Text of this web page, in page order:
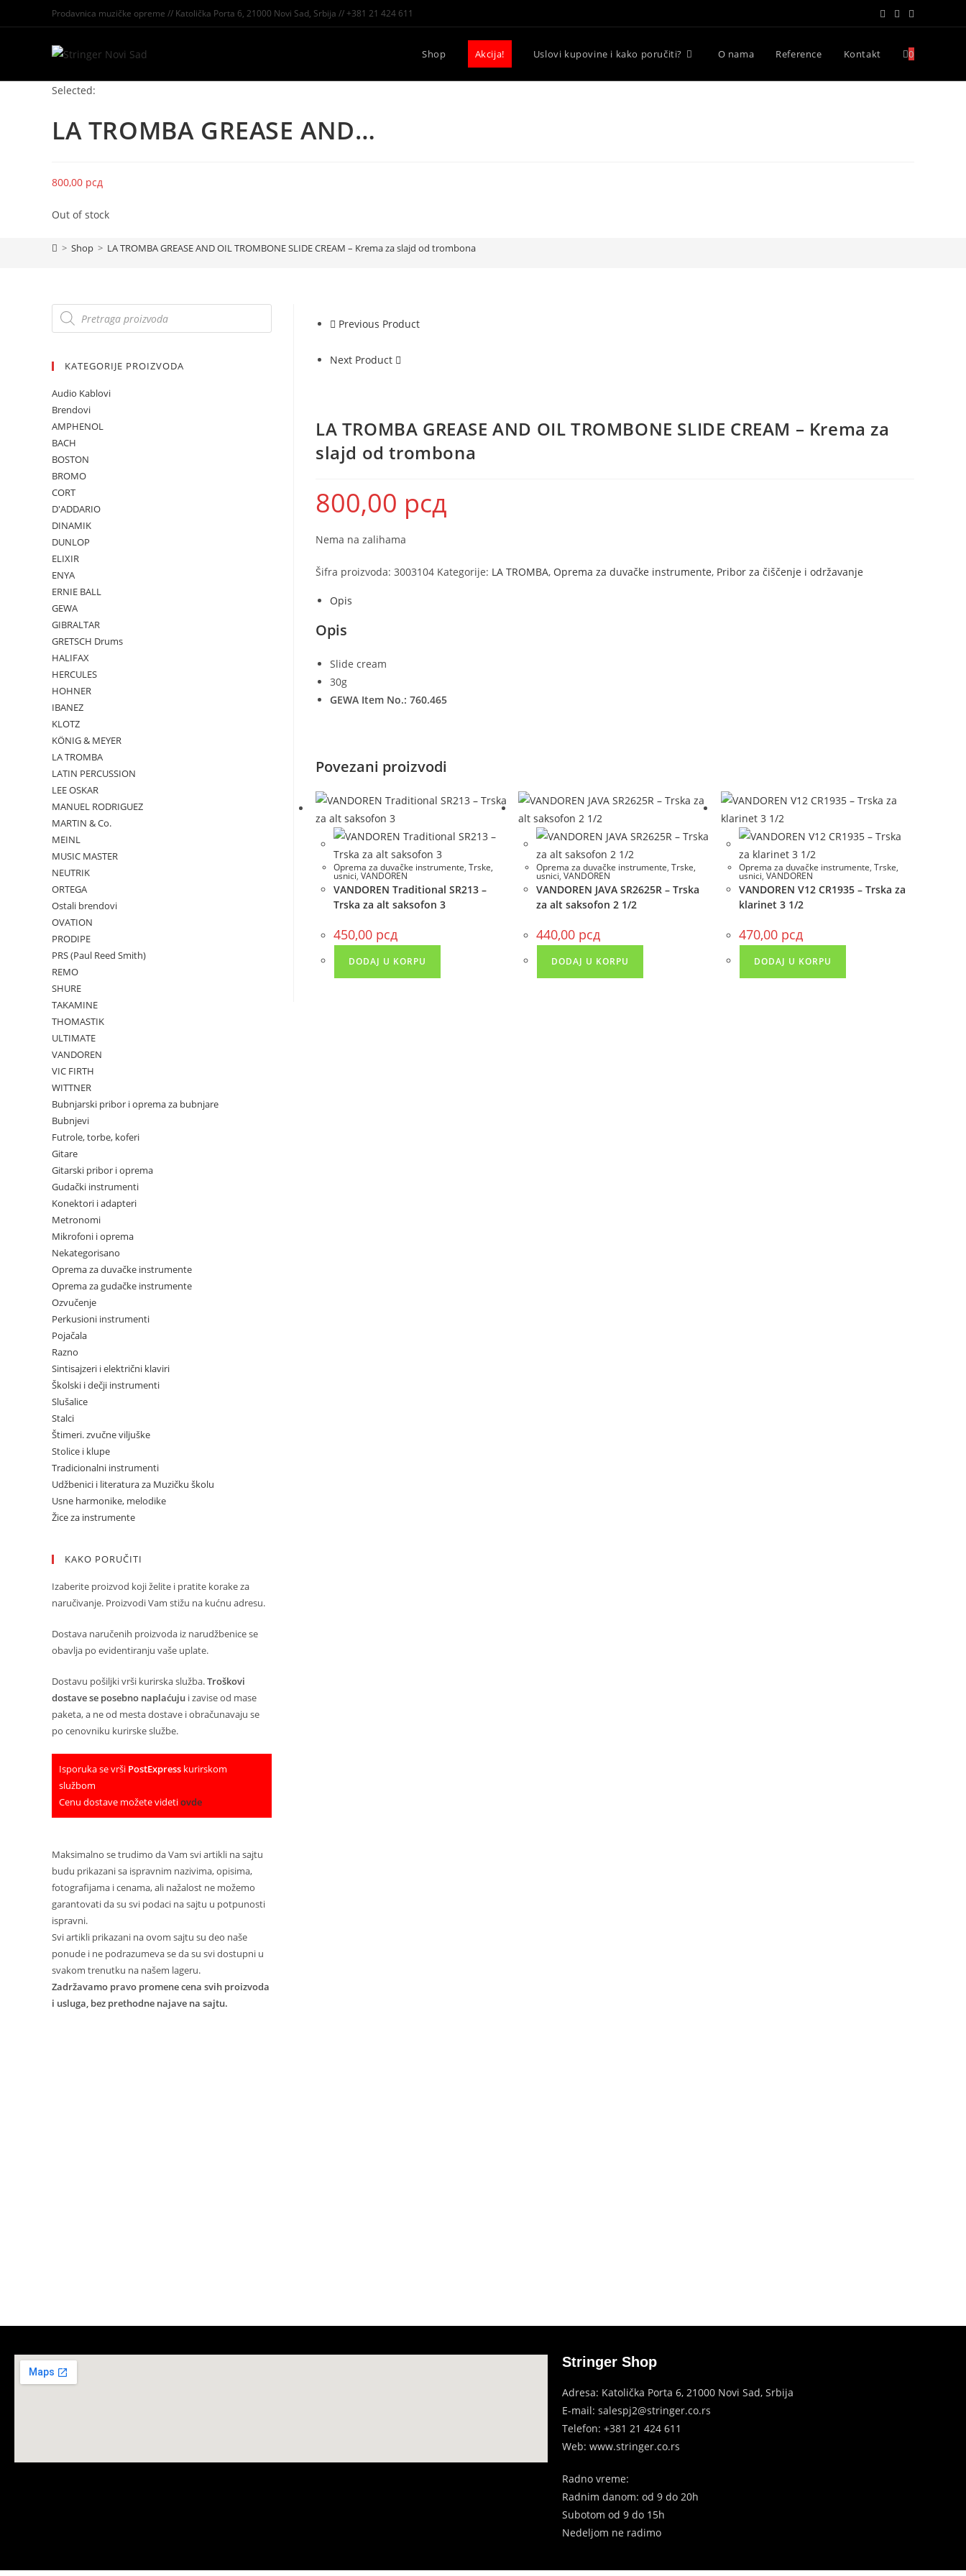
Prodavnica muzičke opreme // Katolička Porta 6, 21000 Novi Sad, Srbija // +381 21 424 611
Shop Akcija! Uslovi kupovine i kako poručiti? O nama Reference Kontakt 0
Selected:
LA TROMBA GREASE AND…
800,00 рсд
Out of stock
> Shop > LA TROMBA GREASE AND OIL TROMBONE SLIDE CREAM – Krema za slajd od trombona
Previous Product
Next Product
LA TROMBA GREASE AND OIL TROMBONE SLIDE CREAM – Krema za
slajd od trombona
800,00 рсд
Nema na zalihama
Šifra proizvoda: 3003104 Kategorije: LA TROMBA, Oprema za duvačke instrumente, Pribor za čiščenje i održavanje
Opis
Opis
Slide cream
30g
GEWA Item No.: 760.465
Povezani proizvodi
Oprema za duvačke instrumente, Trske,
usnici, VANDOREN
VANDOREN Traditional SR213 –
Trska za alt saksofon 3
450,00 рсд
DODAJ U KORPU
Oprema za duvačke instrumente, Trske,
usnici, VANDOREN
VANDOREN JAVA SR2625R – Trska
za alt saksofon 2 1/2
440,00 рсд
DODAJ U KORPU
Oprema za duvačke instrumente, Trske,
usnici, VANDOREN
VANDOREN V12 CR1935 – Trska za
klarinet 3 1/2
470,00 рсд
DODAJ U KORPU
KATEGORIJE PROIZVODA
Audio Kablovi
Brendovi
AMPHENOL
BACH
BOSTON
BROMO
CORT
D'ADDARIO
DINAMIK
DUNLOP
ELIXIR
ENYA
ERNIE BALL
GEWA
GIBRALTAR
GRETSCH Drums
HALIFAX
HERCULES
HOHNER
IBANEZ
KLOTZ
KÖNIG & MEYER
LA TROMBA
LATIN PERCUSSION
LEE OSKAR
MANUEL RODRIGUEZ
MARTIN & Co.
MEINL
MUSIC MASTER
NEUTRIK
ORTEGA
Ostali brendovi
OVATION
PRODIPE
PRS (Paul Reed Smith)
REMO
SHURE
TAKAMINE
THOMASTIK
ULTIMATE
VANDOREN
VIC FIRTH
WITTNER
Bubnjarski pribor i oprema za bubnjare
Bubnjevi
Futrole, torbe, koferi
Gitare
Gitarski pribor i oprema
Gudački instrumenti
Konektori i adapteri
Metronomi
Mikrofoni i oprema
Nekategorisano
Oprema za duvačke instrumente
Oprema za gudačke instrumente
Ozvučenje
Perkusioni instrumenti
Pojačala
Razno
Sintisajzeri i električni klaviri
Školski i dečji instrumenti
Slušalice
Stalci
Štimeri. zvučne viljuške
Stolice i klupe
Tradicionalni instrumenti
Udžbenici i literatura za Muzičku školu
Usne harmonike, melodike
Žice za instrumente
KAKO PORUČITI
Izaberite proizvod koji želite i pratite korake za
naručivanje. Proizvodi Vam stižu na kućnu adresu.
Dostava naručenih proizvoda iz narudžbenice se
obavlja po evidentiranju vaše uplate.
Dostavu pošiljki vrši kurirska služba.Troškovi
dostave se posebno naplaćuju i zavise od mase
paketa, a ne od mesta dostave i obračunavaju se
po cenovniku kurirske službe.
Isporuka se vrši PostExpress kurirskom
službom
Cenu dostave možete videtiovde
Maksimalno se trudimo da Vam svi artikli na sajtu
budu prikazani sa ispravnim nazivima, opisima,
fotografijama i cenama, ali nažalost ne možemo
garantovati da su svi podaci na sajtu u potpunosti
ispravni.
Svi artikli prikazani na ovom sajtu su deo naše
ponude i ne podrazumeva se da su svi dostupni u
svakom trenutku na našem lageru.
Zadržavamo pravo promene cena svih proizvoda
i usluga, bez prethodne najave na sajtu.
Stringer Shop
Adresa: Katolička Porta 6, 21000 Novi Sad, Srbija
E-mail: salespj2@stringer.co.rs
Telefon: +381 21 424 611
Web: www.stringer.co.rs
Radno vreme:
Radnim danom: od 9 do 20h
Subotom od 9 do 15h
Nedeljom ne radimo